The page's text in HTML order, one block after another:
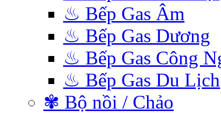
♨ Bếp Gas Âm
♨ Bếp Gas Dương
♨ Bếp Gas Công
♨ Bếp Gas Du Lịch
✾ Bộ nồi / Chảo